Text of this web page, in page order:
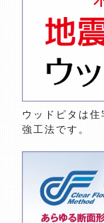
ウッドピタは
強工法です。